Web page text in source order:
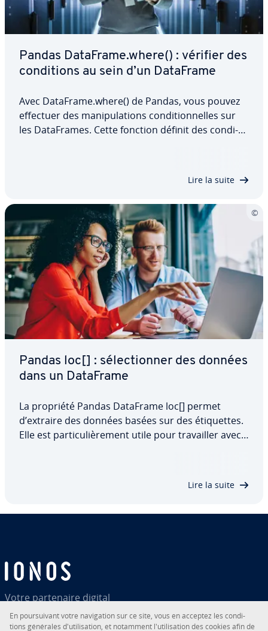
Pandas DataFrame.where() : vérifier des
con­di­tions au sein d’un DataFrame
Avec DataFrame.where() de Pandas, vous pouvez
effectuer des ma­ni­pu­la­tions con­di­tion­nelles sur
les Da­ta­Frames. Cette fonction définit des con­di­
Lire la suite
Pandas loc[] : sé­lec­tion­ner des données
dans un DataFrame
La propriété Pandas DataFrame loc[] permet
d’extraire des données basées sur des éti­quettes.
Elle est par­ti­cu­liè­re­ment utile pour tra­vail­ler avec
Lire la suite
Votre par­te­naire digital
En pour­sui­vant votre na­vi­ga­tion sur ce site, vous en acceptez les con­di­
tions générales d'uti­li­sa­tion, et notamment l'uti­li­sa­tion des cookies afin de